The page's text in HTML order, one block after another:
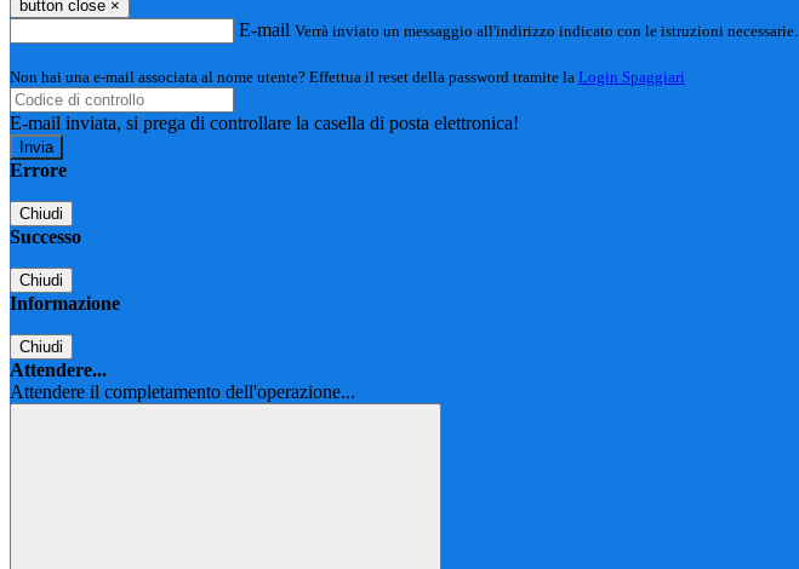
button close ×
E-mail Verrà inviato un messaggio all'indirizzo indicato con le istruzioni necessarie.
Non hai una e-mail associata al nome utente? Effettua il reset della password tramite la Login Spaggiari
E-mail inviata, si prega di controllare la casella di posta elettronica!
Errore
Chiudi
Successo
Chiudi
Informazione
Chiudi
Attendere...
Attendere il completamento dell'operazione...